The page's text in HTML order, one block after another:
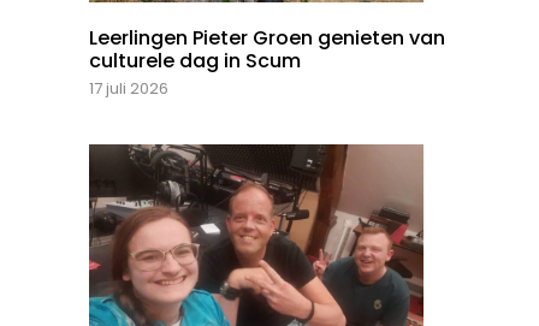
Leerlingen Pieter Groen genieten van
culturele dag in Scum
17 juli 2026